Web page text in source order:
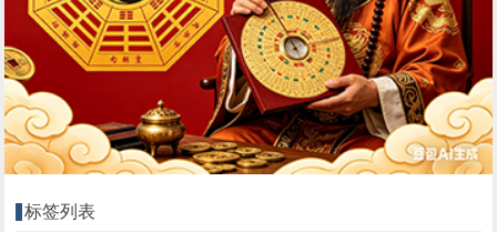
标签列表